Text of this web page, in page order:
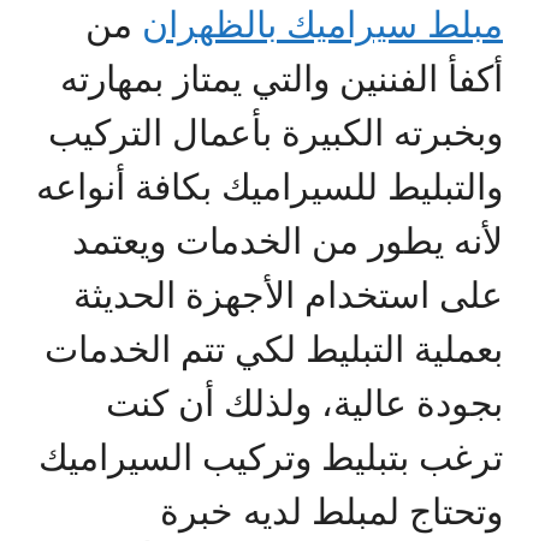
مبلط سيراميك بالظهران من
أكفأ الفننين والتي يمتاز بمهارته
وبخبرته الكبيرة بأعمال التركيب
والتبليط للسيراميك بكافة أنواعه
لأنه يطور من الخدمات ويعتمد
على استخدام الأجهزة الحديثة
بعملية التبليط لكي تتم الخدمات
بجودة عالية، ولذلك أن كنت
ترغب بتبليط وتركيب السيراميك
وتحتاج لمبلط لديه خبرة